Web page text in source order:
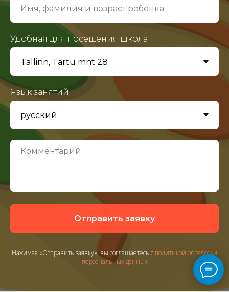
Удобная для посещения школа
Язык занятий
Отправить заявку
Нажимая «Отправить заявку», вы соглашаетесь с политикой обработки
персональных данных